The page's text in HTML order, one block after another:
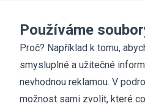
Archiv
Používáme
Proč? Například k tomu,
smysluplné a užitečné
nevhodnou reklamou. V
možnost sami zvolit, které